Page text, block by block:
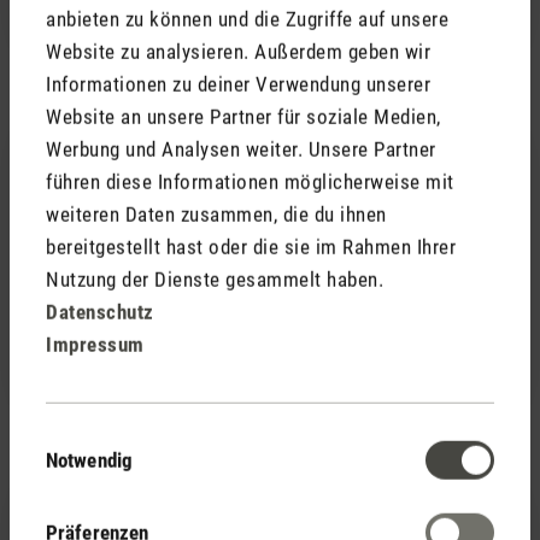
anbieten zu können und die Zugriffe auf unsere
Website zu analysieren. Außerdem geben wir
Informationen zu deiner Verwendung unserer
Website an unsere Partner für soziale Medien,
Werbung und Analysen weiter. Unsere Partner
führen diese Informationen möglicherweise mit
weiteren Daten zusammen, die du ihnen
bereitgestellt hast oder die sie im Rahmen Ihrer
Nutzung der Dienste gesammelt haben.
Datenschutz
Impressum
Notwendig
Präferenzen
Bewertung mit 5 von 5 Sternen
Karl big ein starker Kerl
Top Beratung, schnelle Lieferung, einfache, logische
Bedienung.
Karl big ein starker Kerl sorg rundum für optimales
Raumklima.